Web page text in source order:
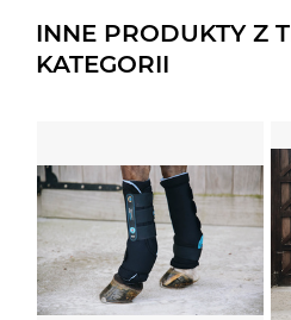
INNE PRODUKTY Z
KATEGORII